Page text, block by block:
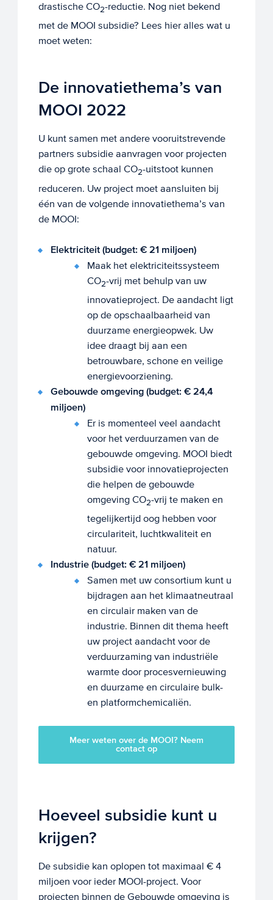
drastische CO2-reductie. Nog niet bekend
met de MOOI subsidie? Lees hier alles wat u
moet weten:
De innovatiethema’s van
MOOI 2022
U kunt samen met andere vooruitstrevende
partners subsidie aanvragen voor projecten
die op grote schaal CO2-uitstoot kunnen
reduceren. Uw project moet aansluiten bij
één van de volgende innovatiethema’s van
de MOOI:
Elektriciteit (budget: € 21 miljoen)
Maak het elektriciteitssysteem
CO2-vrij met behulp van uw
innovatieproject. De aandacht ligt
op de opschaalbaarheid van
duurzame energieopwek. Uw
idee draagt bij aan een
betrouwbare, schone en veilige
energievoorziening.
Gebouwde omgeving (budget: € 24,4
miljoen)
Er is momenteel veel aandacht
voor het verduurzamen van de
gebouwde omgeving. MOOI biedt
subsidie voor innovatieprojecten
die helpen de gebouwde
omgeving CO2-vrij te maken en
tegelijkertijd oog hebben voor
circulariteit, luchtkwaliteit en
natuur.
Industrie (budget: € 21 miljoen)
Samen met uw consortium kunt u
bijdragen aan het klimaatneutraal
en circulair maken van de
industrie. Binnen dit thema heeft
uw project aandacht voor de
verduurzaming van industriële
warmte door procesvernieuwing
en duurzame en circulaire bulk-
en platformchemicaliën.
Meer weten over de MOOI? Neem
contact op
Hoeveel subsidie kunt u
krijgen?
De subsidie kan oplopen tot maximaal € 4
miljoen voor ieder MOOI-project. Voor
projecten binnen de Gebouwde omgeving is